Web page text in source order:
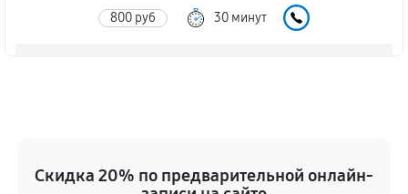
800 руб 30 минут
890 руб
Скидка 20% по предварительной онлайн-